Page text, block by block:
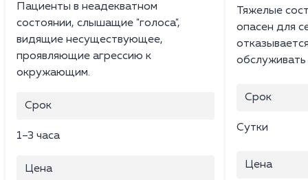
Пациенты в неадекватном
состоянии, слышащие "голоса",
видящие несуществующее,
проявляющие агрессию к
окружающим.
Срок
1–3 часа
Цена
Тяжелые
опасен для
Срок
Сутки
Цена